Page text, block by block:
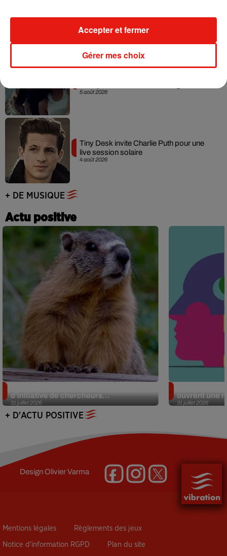
collaboration tant attendue
5 août 2026
4 août 2026
Tiny Desk invite Charlie Puth pour une
live session solaire
+ DE MUSIQUE
Actu positive
31 juillet 2026
d’initiative de chercheurs...
31 juillet 2026
ouvrent une
+ D'ACTU POSITIVE
DesignOlivier Varma
Mentions légales Règlements des jeux
Notice d’information RGPD Plan du site
Gérer mes choix
Accepter et fermer